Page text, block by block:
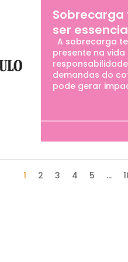
ser
A sobrecarga
presente na
demandas do
pode gerar
1 2 3 4 5 ...